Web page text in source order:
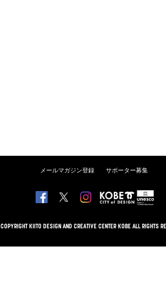
メールマガジン登録 サポーター募集
COPYRIGHT KIITO DESIGN AND CREATIVE CENTER KOBE ALL RIGHTS